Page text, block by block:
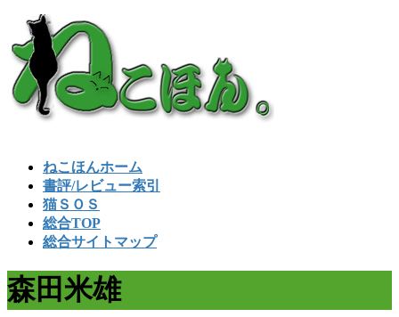
ン
テ
ン
ツ
ビ
ゲ
ー
シ
ねこほんホーム
書評/レビュー索引
猫ＳＯＳ
総合TOP
総合サイトマップ
森田米雄